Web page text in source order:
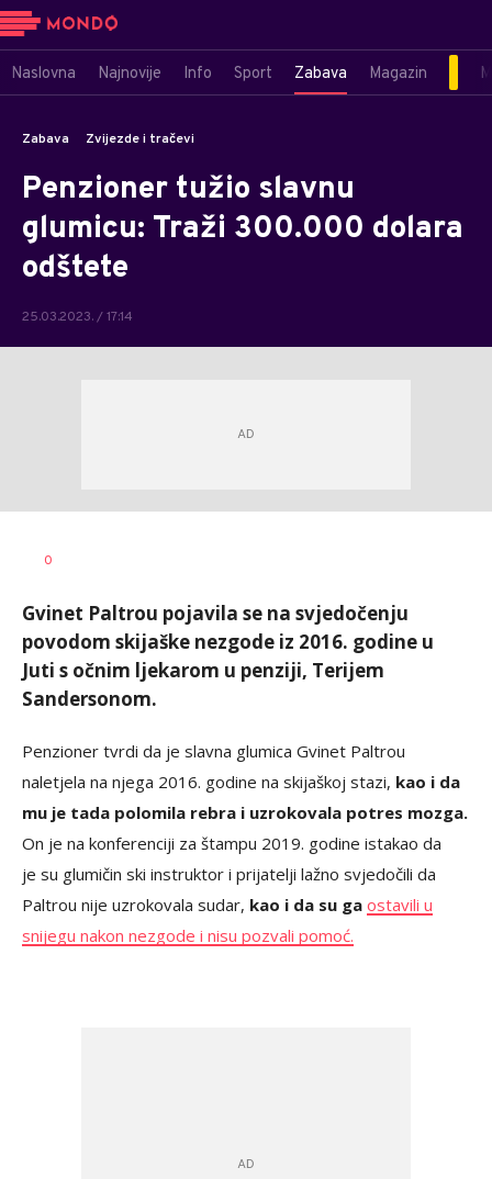
Naslovna Najnovije Info Sport Zabava Magazin
Zabava Zvijezde i tračevi
Penzioner tužio slavnu
glumicu: Traži 300.000 dolara
odštete
25.03.2023. / 17:14
AUTOR
0
Gvinet Paltrou pojavila se na svjedočenju
povodom skijaške nezgode iz 2016. godine u
Juti s očnim ljekarom u penziji, Terijem
Sandersonom.
Penzioner tvrdi da je slavna glumica Gvinet Paltrou
naletjela na njega 2016. godine na skijaškoj stazi, kao i da
mu je tada polomila rebra i uzrokovala potres mozga.
On je na konferenciji za štampu 2019. godine istakao da
je su glumičin ski instruktor i prijatelji lažno svjedočili da
Paltrou nije uzrokovala sudar, kao i da su ga ostavili u
snijegu nakon nezgode i nisu pozvali pomoć.